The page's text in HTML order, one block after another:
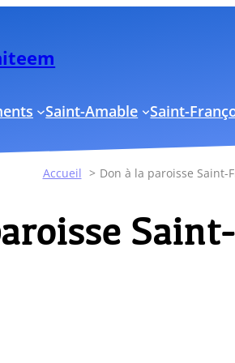
Saint-Amable Saint-
Accueil Don à la paroisse Saint-